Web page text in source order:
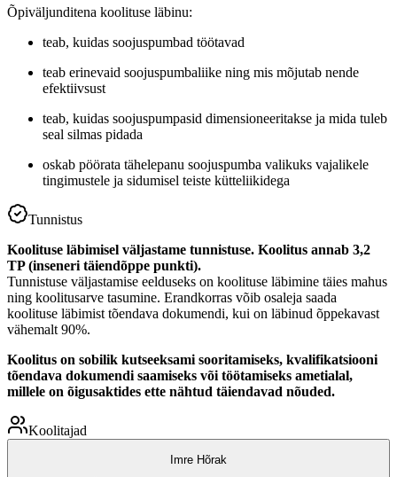
Õpiväljunditena koolituse läbinu:
teab, kuidas soojuspumbad töötavad
teab erinevaid soojuspumbaliike ning mis mõjutab nende
efektiivsust
teab, kuidas soojuspumpasid dimensioneeritakse ja mida tuleb
seal silmas pidada
oskab pöörata tähelepanu soojuspumba valikuks vajalikele
tingimustele ja sidumisel teiste kütteliikidega
Tunnistus
Koolituse läbimisel väljastame tunnistuse. Koolitus annab 3,2
TP (inseneri täiendõppe punkti).
Tunnistuse väljastamise eelduseks on koolituse läbimine täies mahus
ning koolitusarve tasumine. Erandkorras võib osaleja saada
koolituse läbimist tõendava dokumendi, kui on läbinud õppekavast
vähemalt 90%.
Koolitus on sobilik kutseeksami sooritamiseks, kvalifikatsiooni
tõendava dokumendi saamiseks või töötamiseks ametialal,
millele on õigusaktides ette nähtud täiendavad nõuded.
Koolitajad
Imre Hõrak